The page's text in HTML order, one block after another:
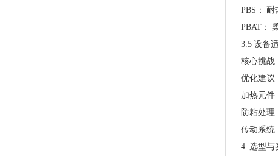
PBS：
PBAT：
3.5 设备
核心挑战
优化建议
加热元件
防粘处理
传动系统
4. 选型与